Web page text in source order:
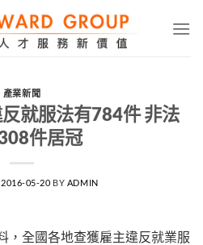
產業新聞
就服法有784件 非法
件居冠
2016-05-20 BY ADMIN
，全國各地查獲雇主違反就業服